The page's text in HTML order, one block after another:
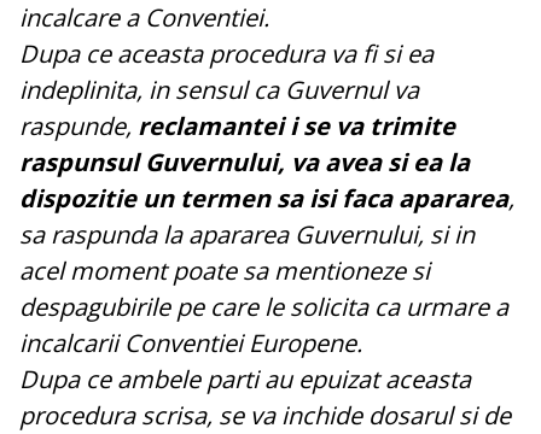
incalcare a Conventiei.
Dupa ce aceasta procedura va fi si ea
indeplinita, in sensul ca Guvernul va
raspunde, reclamantei i se va trimite
raspunsul Guvernului, va avea si ea la
dispozitie un termen sa isi faca apararea,
sa raspunda la apararea Guvernului, si in
acel moment poate sa mentioneze si
despagubirile pe care le solicita ca urmare a
incalcarii Conventiei Europene.
Dupa ce ambele parti au epuizat aceasta
procedura scrisa, se va inchide dosarul si de